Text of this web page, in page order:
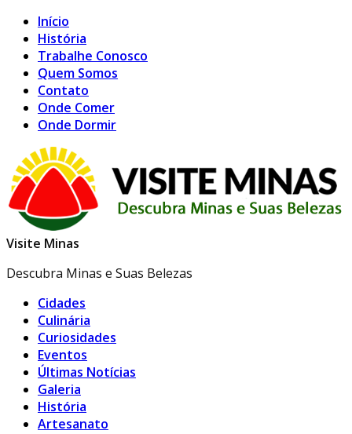
Início
História
Trabalhe Conosco
Quem Somos
Contato
Onde Comer
Onde Dormir
Visite Minas
Descubra Minas e Suas Belezas
Cidades
Culinária
Curiosidades
Eventos
Últimas Notícias
Galeria
História
Artesanato